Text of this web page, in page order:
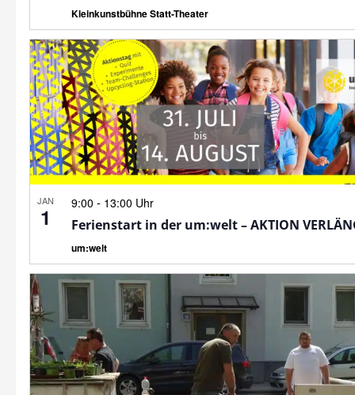
Kleinkunstbühne Statt-Theater
JAN
1
9:00 - 13:00 Uhr
Ferienstart in der um:welt – AKTION
um:welt